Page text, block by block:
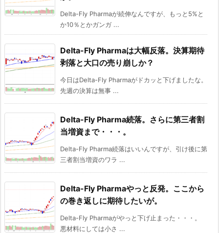
Delta-Fly Pharmaが続伸なんですが、もっと5%と
か10％とかガンガ ...
Delta-Fly Pharmaは大幅反落。決算期待
剥落と大口の売り崩しか？
今日はDelta-Fly Pharmaがドカッと下げましたな。
先週の決算は無事 ...
Delta-Fly Pharma続落。さらに第三者割
当増資まで・・・。
Delta-Fly Pharma続落はいいんですが、引け後に第
三者割当増資のワラ ...
Delta-Fly Pharmaやっと反発。ここから
の巻き返しに期待したいが。
Delta-Fly Pharmaがやっと下げ止まった・・・。
悪材料にしては小さ ...